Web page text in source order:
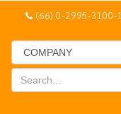
(66) 0-2995-3100-1